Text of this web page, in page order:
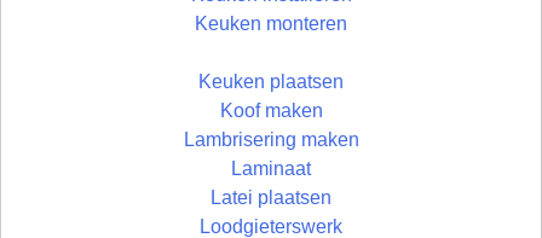
Keuken monteren
Keuken plaatsen
Koof maken
Lambrisering maken
Laminaat
Latei plaatsen
Loodgieterswerk